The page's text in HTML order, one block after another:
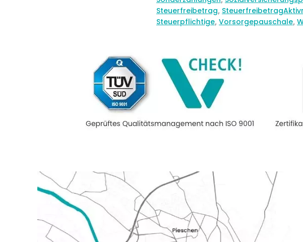
Steuerfreibetrag,
Steuerpflichtige, Vorsorgepauschale,